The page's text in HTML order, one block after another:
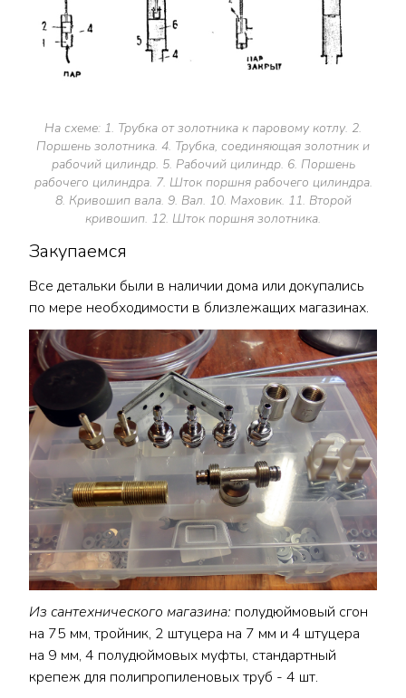
На схеме: 1. Трубка от золотника к паровому котлу. 2.
Поршень золотника. 4. Трубка, соединяющая золотник и
рабочий цилиндр. 5. Рабочий цилиндр. 6. Поршень
рабочего цилиндра. 7. Шток поршня рабочего цилиндра.
8. Кривошип вала. 9. Вал. 10. Маховик. 11. Второй
кривошип. 12. Шток поршня золотника.
Закупаемся
Все детальки были в наличии дома или докупались
по мере необходимости в близлежащих магазинах.
Из сантехнического магазина: полудюймовый сгон
на 75 мм, тройник, 2 штуцера на 7 мм и 4 штуцера
на 9 мм, 4 полудюймовых муфты, стандартный
крепеж для полипропиленовых труб - 4 шт.